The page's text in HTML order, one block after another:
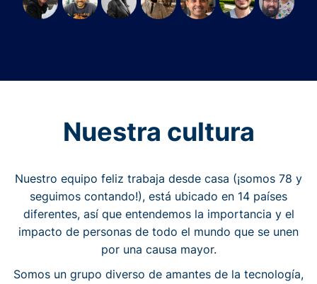
Nuestra cultura
Nuestro equipo feliz trabaja desde casa (¡somos 78 y
seguimos contando!), está ubicado en 14 países
diferentes, así que entendemos la importancia y el
impacto de personas de todo el mundo que se unen
por una causa mayor.
Somos un grupo diverso de amantes de la tecnología,